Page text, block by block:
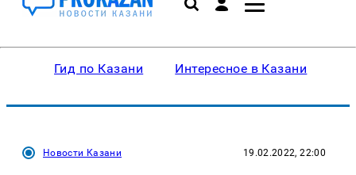
Гид по Казани Интересное в Казани
Новости Казани 19.02.2022, 22:00